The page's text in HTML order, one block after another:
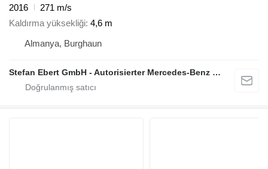
2016
271 m/s
Kaldırma yüksekliği 4,6 m
Almanya, Burghaun
Stefan Ebert GmbH - Autorisierter Mercedes-Benz Servicepartner